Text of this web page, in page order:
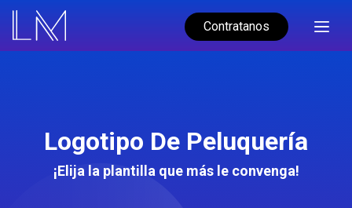
Contratanos
Logotipo De Peluquería
¡Elija la plantilla que más le convenga!